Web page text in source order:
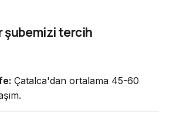
şubemizi tercih
Çatalca'dan ortalama 45-60